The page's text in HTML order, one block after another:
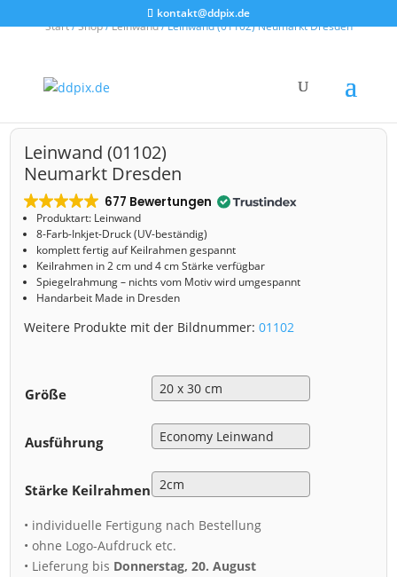
kontakt@ddpix.de
Start/Shop/Leinwand/ Leinwand (01102) Neumarkt Dresden
Leinwand (01102)
Neumarkt Dresden
677 Bewertungen
Produktart: Leinwand
8-Farb-Inkjet-Druck (UV-beständig)
komplett fertig auf Keilrahmen gespannt
Keilrahmen in 2 cm und 4 cm Stärke verfügbar
Spiegelrahmung – nichts vom Motiv wird umgespannt
Handarbeit Made in Dresden
Weitere Produkte mit der Bildnummer:01102
Größe
Ausführung
Stärke Keilrahmen
• individuelle Fertigung nach Bestellung
• ohne Logo-Aufdruck etc.
• Lieferung bis Donnerstag, 20. August